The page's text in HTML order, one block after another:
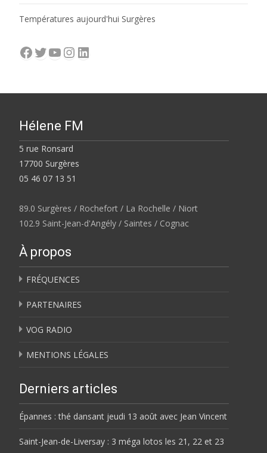
Températures aujourd'hui Surgères
Facebook
Twitter
YouTube
Instagram
LinkedIn
Hélene FM
5 rue Ronsard
17700 Surgères
05 46 07 13 51
89.0 Surgères / Rochefort / La Rochelle / Niort
102.9 Saint-Jean-d'Angély / Saintes / Cognac
À propos
FRÉQUENCES
PARTENAIRES
VOG RADIO
MENTIONS LÉGALES
Derniers articles
Épannes : thé dansant jeudi 13 août avec Jean Vincent
Saint-Jean-de-Liversay : 3 méga lotos les 21, 22 et 23